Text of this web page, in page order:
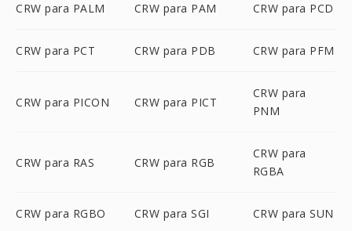
CRW para PALM CRW para PAM CRW para PCD
CRW para PCT CRW para PDB CRW para PFM
CRW para PICON CRW para PICT
CRW para
PNM
CRW para RAS CRW para RGB
CRW para
RGBA
CRW para RGBO CRW para SGI CRW para SUN